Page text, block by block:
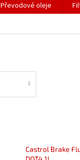
Převodové oleje
Castrol Brake